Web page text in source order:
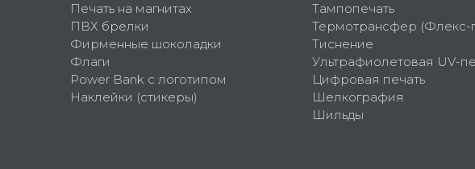
Печать на магнитах
ПВХ брелки
Фирменные шоколадки
Флаги
Power Bank с логотипом
Наклейки (стикеры)
Тампопечать
Термотрансфер (Флекс-
Тиснение
Ультрафиолетовая UV-
Цифровая печать
Шелкография
Шильды